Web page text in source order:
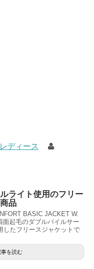
レディース
ライト使用のフリー
品
BASIC JACKET W.
面起毛のダブルパイルサー
したフリースジャケットで
事を読む